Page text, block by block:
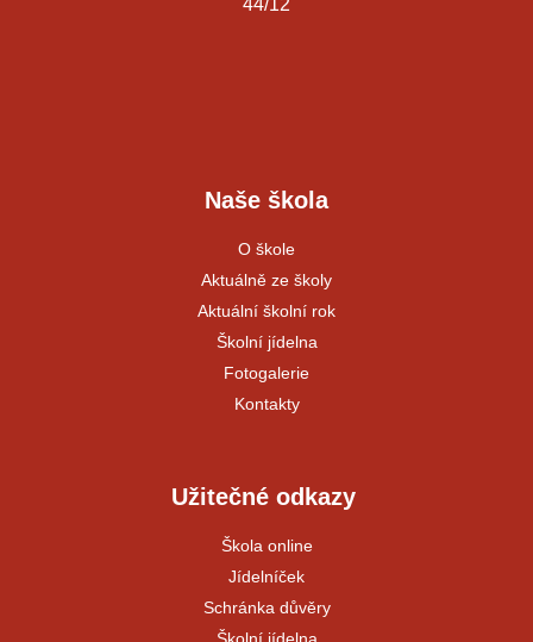
Naše škola
O škole
Aktuálně ze školy
Aktuální školní rok
Školní jídelna
Fotogalerie
Kontakty
Užitečné odkazy
Škola online
Jídelníček
Schránka důvěry